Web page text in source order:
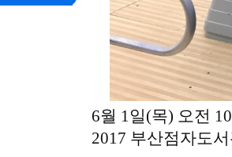
6월 1일(목) 오전
2017 부산점자도